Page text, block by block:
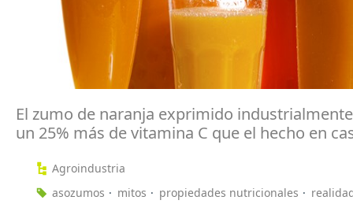
El zumo de naranja exprimido
un 25% más de vitamina C que el hecho en
Agroindustria
asozumos
mitos propiedades nutricionales